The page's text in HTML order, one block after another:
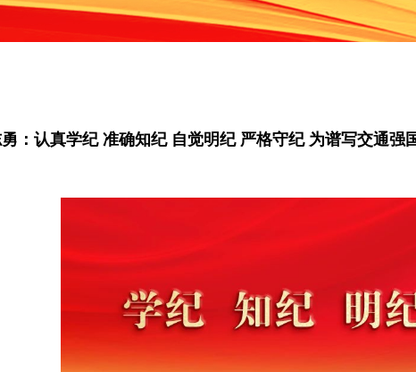
：认真学纪 准确知纪 自觉明纪 严格守纪 为谱写交通强